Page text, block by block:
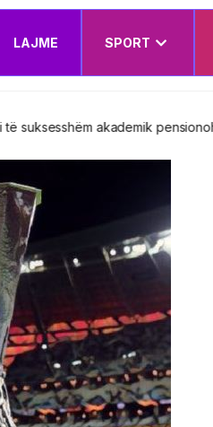
LAJME SPORT
Prof. Asoc. Dr. Nerxhivane